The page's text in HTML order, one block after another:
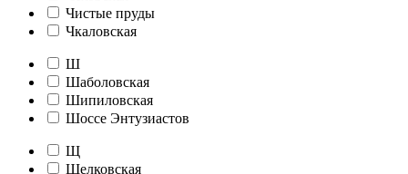
Чистые пруды
Чкаловская
Ш
Шаболовская
Шипиловская
Шоссе Энтузиастов
Щ
Щелковская